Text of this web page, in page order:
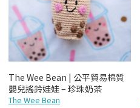
The Wee Bean | 公平貿易棉質
嬰兒搖鈴娃娃 – 珍珠奶茶
The Wee Bean